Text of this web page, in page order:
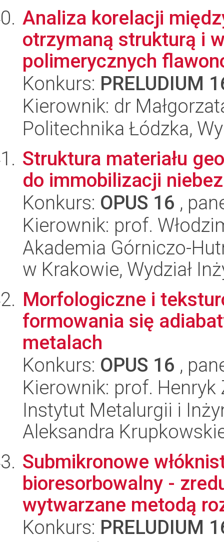
Analiza korelacji
otrzymaną strukturą i
polimerycznych
Konkurs: PRELUDIUM
Kierownik: dr
Politechnika Łódzka,
Struktura materiału
do immobilizacji
Konkurs: OPUS 16 ,
Kierownik: prof.
Akademia Górniczo-
w Krakowie, Wydział
Morfologiczne i
formowania się
metalach
Konkurs: OPUS 16 ,
Kierownik: prof. Henryk
Instytut Metalurgii i
Aleksandra
Submikronowe
bioresorbowalny -
wytwarzane metodą
Konkurs: PRELUDIUM